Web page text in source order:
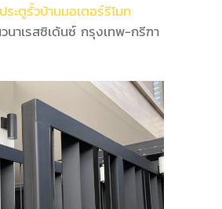
ระตูรั้วบ้านมอเตอร์รีโมท
นาเรสซิเด้นซ์ กรุงเทพ-กรีฑา